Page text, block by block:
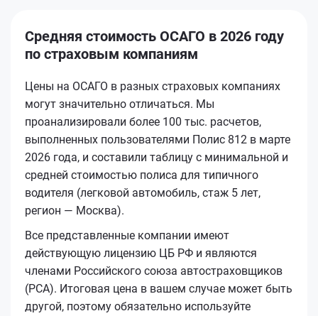
Средняя стоимость ОСАГО в 2026 году
по страховым компаниям
Цены на ОСАГО в разных страховых компаниях
могут значительно отличаться. Мы
проанализировали более 100 тыс. расчетов,
выполненных пользователями Полис 812 в марте
2026 года, и составили таблицу с минимальной и
средней стоимостью полиса для типичного
водителя (легковой автомобиль, стаж 5 лет,
регион — Москва).
Все представленные компании имеют
действующую лицензию ЦБ РФ и являются
членами Российского союза автостраховщиков
(РСА). Итоговая цена в вашем случае может быть
другой, поэтому обязательно используйте